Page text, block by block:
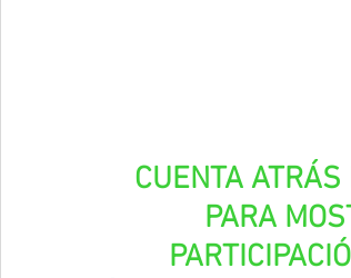
CUENTA
PARA